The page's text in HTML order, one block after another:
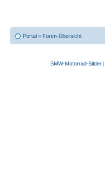
Portal » Foren-Übersicht
BMW-Motorrad-Bilder|